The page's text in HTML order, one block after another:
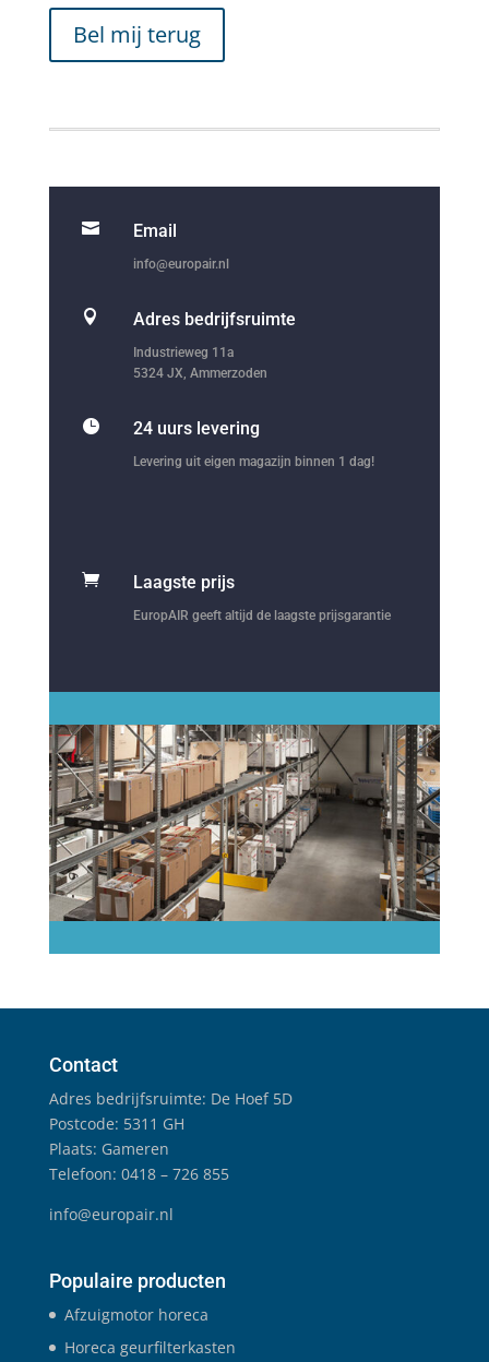
Bel mij terug
 Email
info@europair.nl
 Adres bedrijfsruimte
Industrieweg 11a
5324 JX, Ammerzoden
 24 uurs levering
Levering uit eigen magazijn binnen 1 dag!
 Laagste prijs
EuropAIR geeft altijd de laagste prijsgarantie
Contact
Adres bedrijfsruimte: De Hoef 5D
Postcode: 5311 GH
Plaats: Gameren
Telefoon: 0418 – 726 855
info@europair.nl
Populaire producten
Afzuigmotor horeca
Horeca geurfilterkasten